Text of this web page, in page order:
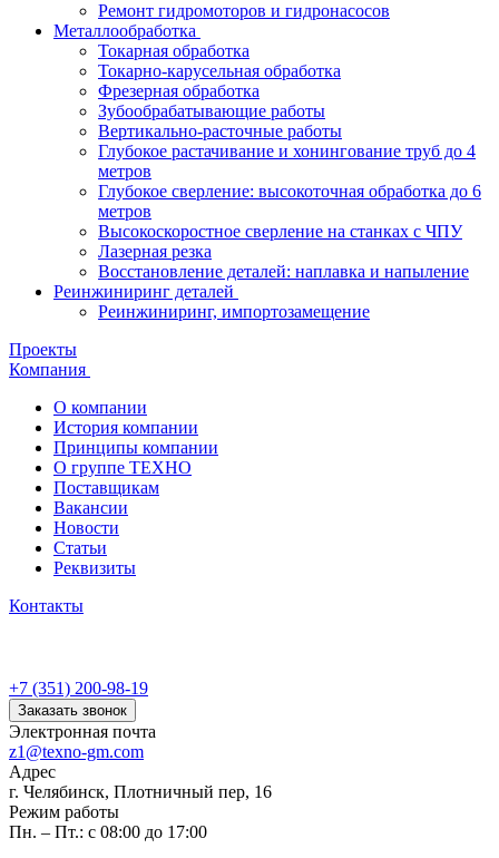
Ремонт гидромоторов и гидронасосов
Металлообработка
Токарная обработка
Токарно-карусельная обработка
Фрезерная обработка
Зубообрабатывающие работы
Вертикально-расточные работы
Глубокое растачивание и хонингование труб до 4
метров
Глубокое сверление: высокоточная обработка до 6
метров
Высокоскоростное сверление на станках с ЧПУ
Лазерная резка
Восстановление деталей: наплавка и напыление
Реинжиниринг деталей
Реинжиниринг, импортозамещение
Проекты
Компания
О компании
История компании
Принципы компании
О группе ТЕХНО
Поставщикам
Вакансии
Новости
Статьи
Реквизиты
Контакты
+7 (351) 200-98-19
Заказать звонок
Электронная почта
z1@texno-gm.com
Адрес
г. Челябинск, Плотничный пер, 16
Режим работы
Пн. – Пт.: с 08:00 до 17:00